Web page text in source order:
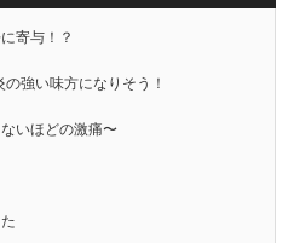
寄与！？
強い味方になりそう！
いほどの激痛〜